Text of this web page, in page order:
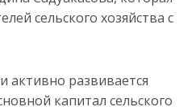
сельского хозяйства с
активно развивается
капитал сельского